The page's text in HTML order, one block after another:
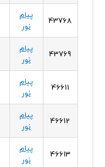
43768
پیام
نور
43769
پیام
نور
46611
پیام
نور
46612
پیام
نور
46613
پیام
نور